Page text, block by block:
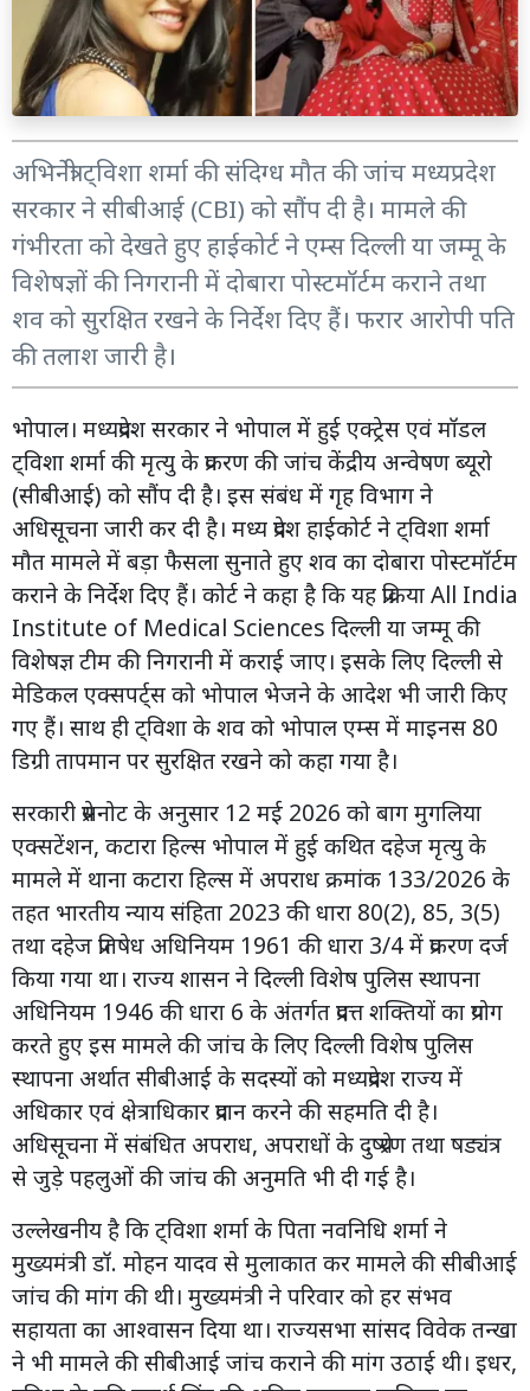
अभिनेत्री ट्विशा शर्मा की संदिग्ध मौत की जांच मध्यप्रदेश
सरकार ने सीबीआई (CBI) को सौंप दी है। मामले की
गंभीरता को देखते हुए हाईकोर्ट ने एम्स दिल्ली या जम्मू के
विशेषज्ञों की निगरानी में दोबारा पोस्टमॉर्टम कराने तथा
शव को सुरक्षित रखने के निर्देश दिए हैं। फरार आरोपी पति
की तलाश जारी है।
भोपाल। मध्यप्रदेश सरकार ने भोपाल में हुई एक्ट्रेस एवं मॉडल
ट्विशा शर्मा की मृत्यु के प्रकरण की जांच केंद्रीय अन्वेषण ब्यूरो
(सीबीआई) को सौंप दी है। इस संबंध में गृह विभाग ने
अधिसूचना जारी कर दी है। मध्य प्रदेश हाईकोर्ट ने ट्विशा शर्मा
मौत मामले में बड़ा फैसला सुनाते हुए शव का दोबारा पोस्टमॉर्टम
कराने के निर्देश दिए हैं। कोर्ट ने कहा है कि यह प्रक्रिया All India
Institute of Medical Sciences दिल्ली या जम्मू की
विशेषज्ञ टीम की निगरानी में कराई जाए। इसके लिए दिल्ली से
मेडिकल एक्सपर्ट्स को भोपाल भेजने के आदेश भी जारी किए
गए हैं। साथ ही ट्विशा के शव को भोपाल एम्स में माइनस 80
डिग्री तापमान पर सुरक्षित रखने को कहा गया है।
सरकारी प्रेसनोट के अनुसार 12 मई 2026 को बाग मुगलिया
एक्सटेंशन, कटारा हिल्स भोपाल में हुई कथित दहेज मृत्यु के
मामले में थाना कटारा हिल्स में अपराध क्रमांक 133/2026 के
तहत भारतीय न्याय संहिता 2023 की धारा 80(2), 85, 3(5)
तथा दहेज प्रतिषेध अधिनियम 1961 की धारा 3/4 में प्रकरण दर्ज
किया गया था। राज्य शासन ने दिल्ली विशेष पुलिस स्थापना
अधिनियम 1946 की धारा 6 के अंतर्गत प्रदत्त शक्तियों का प्रयोग
करते हुए इस मामले की जांच के लिए दिल्ली विशेष पुलिस
स्थापना अर्थात सीबीआई के सदस्यों को मध्यप्रदेश राज्य में
अधिकार एवं क्षेत्राधिकार प्रदान करने की सहमति दी है।
अधिसूचना में संबंधित अपराध, अपराधों के दुष्प्रेरण तथा षड्यंत्र
से जुड़े पहलुओं की जांच की अनुमति भी दी गई है।
उल्लेखनीय है कि ट्विशा शर्मा के पिता नवनिधि शर्मा ने
मुख्यमंत्री डॉ. मोहन यादव से मुलाकात कर मामले की सीबीआई
जांच की मांग की थी। मुख्यमंत्री ने परिवार को हर संभव
सहायता का आश्वासन दिया था। राज्यसभा सांसद विवेक तन्खा
ने भी मामले की सीबीआई जांच कराने की मांग उठाई थी। इधर,